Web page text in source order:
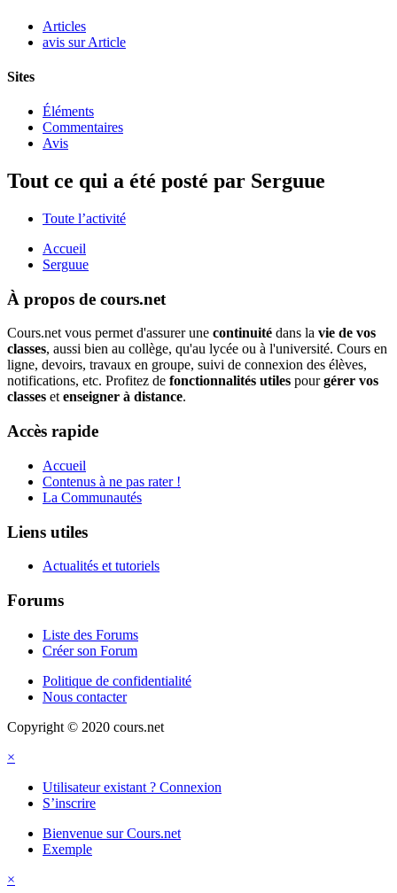
Articles
avis sur Article
Sites
Éléments
Commentaires
Avis
Tout ce qui a été posté par Serguue
Toute l’activité
Accueil
Serguue
À propos de cours.net
Cours.net vous permet d'assurer une continuité dans la vie de vos
classes, aussi bien au collège, qu'au lycée ou à l'université. Cours en
ligne, devoirs, travaux en groupe, suivi de connexion des élèves,
notifications, etc. Profitez de fonctionnalités utiles pourgérer vos
classes etenseigner à distance.
Accès rapide
Accueil
Contenus à ne pas rater !
La Communautés
Liens utiles
Actualités et tutoriels
Forums
Liste des Forums
Créer son Forum
Politique de confidentialité
Nous contacter
Copyright © 2020 cours.net
×
Utilisateur existant ? Connexion
S’inscrire
Bienvenue sur Cours.net
Exemple
×